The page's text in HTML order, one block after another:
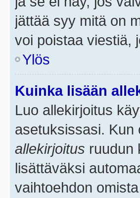
jättää syy mitä on
voi poistaa viestiä,
Ylös
Kuinka lisään
Luo allekirjoitus
asetuksissasi.
allekirjoitus ruudun
lisättäväksi
vaihtoehdon